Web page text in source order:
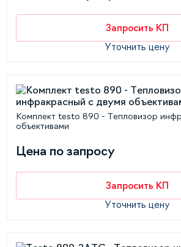
Запросить КП
Уточнить цену
Комплект testo 890 - Тепловизор
объективами
Цена по запросу
Запросить КП
Уточнить цену